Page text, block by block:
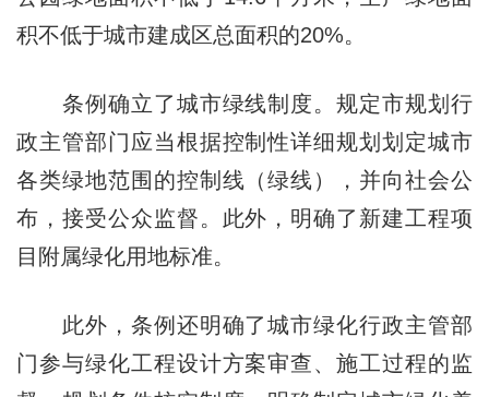
积不低于城市建成区总面积的20%。
条例确立了城市绿线制度。规定市规划行
政主管部门应当根据控制性详细规划划定城市
各类绿地范围的控制线（绿线），并向社会公
布，接受公众监督。此外，明确了新建工程项
目附属绿化用地标准。
此外，条例还明确了城市绿化行政主管部
门参与绿化工程设计方案审查、施工过程的监